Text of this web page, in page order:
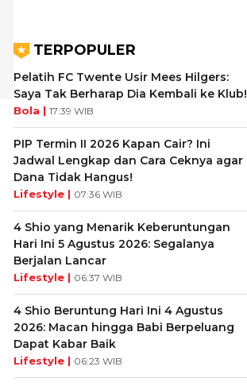
TERPOPULER
Pelatih FC Twente Usir Mees Hilgers:
Saya Tak Berharap Dia Kembali ke Klub!
Bola | 17:39 WIB
PIP Termin II 2026 Kapan Cair? Ini
Jadwal Lengkap dan Cara Ceknya agar
Dana Tidak Hangus!
Lifestyle | 07:36 WIB
4 Shio yang Menarik Keberuntungan
Hari Ini 5 Agustus 2026: Segalanya
Berjalan Lancar
Lifestyle | 06:37 WIB
4 Shio Beruntung Hari Ini 4 Agustus
2026: Macan hingga Babi Berpeluang
Dapat Kabar Baik
Lifestyle | 06:23 WIB